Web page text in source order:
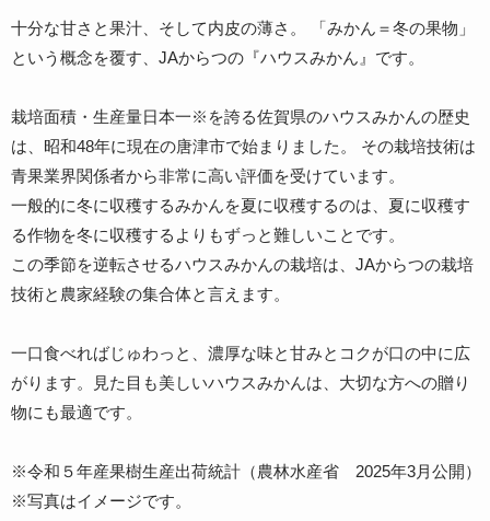
十分な甘さと果汁、そして内皮の薄さ。 「みかん＝冬の果物」
という概念を覆す、JAからつの『ハウスみかん』です。
栽培面積・生産量日本一※を誇る佐賀県のハウスみかんの歴史
は、昭和48年に現在の唐津市で始まりました。 その栽培技術は
青果業界関係者から非常に高い評価を受けています。
一般的に冬に収穫するみかんを夏に収穫するのは、夏に収穫す
る作物を冬に収穫するよりもずっと難しいことです。
この季節を逆転させるハウスみかんの栽培は、JAからつの栽培
技術と農家経験の集合体と言えます。
一口食べればじゅわっと、濃厚な味と甘みとコクが口の中に広
がります。見た目も美しいハウスみかんは、大切な方への贈り
物にも最適です。
※令和５年産果樹生産出荷統計（農林水産省 2025年3月公開）
※写真はイメージです。